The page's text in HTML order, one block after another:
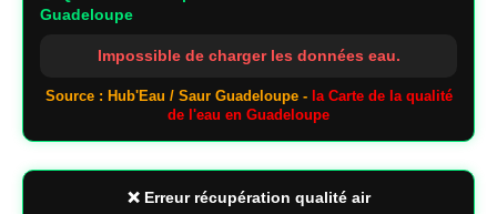
Guadeloupe
Impossible de charger les données eau.
Source : Hub'Eau / Saur Guadeloupe - la Carte de la qualité
de l'eau en Guadeloupe
❌ Erreur récupération qualité air